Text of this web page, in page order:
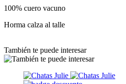
100% cuero vacuno
Horma calza al talle
También te puede interesar